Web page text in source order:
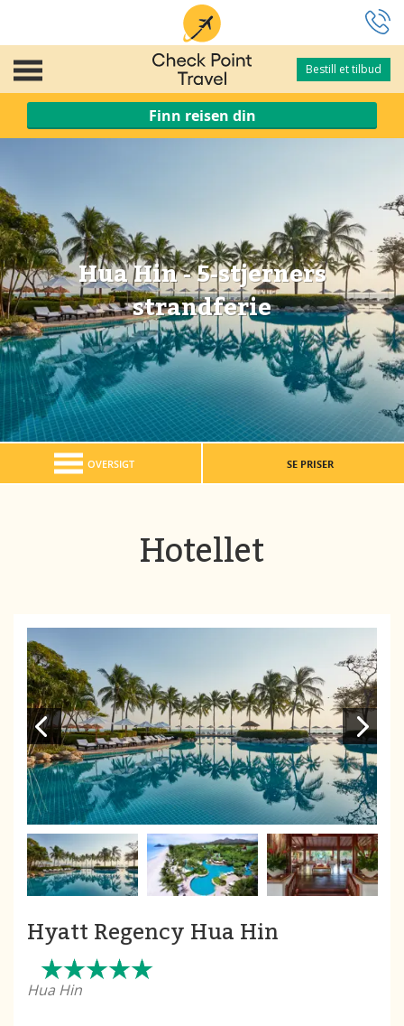
Bestill et tilbud
Bestill et tilbud
Finn reisen din
Hua Hin - 5-stjerners
strandferie
OVERSIGT SE PRISER
Hotellet
Hyatt Regency Hua Hin
Hua Hin